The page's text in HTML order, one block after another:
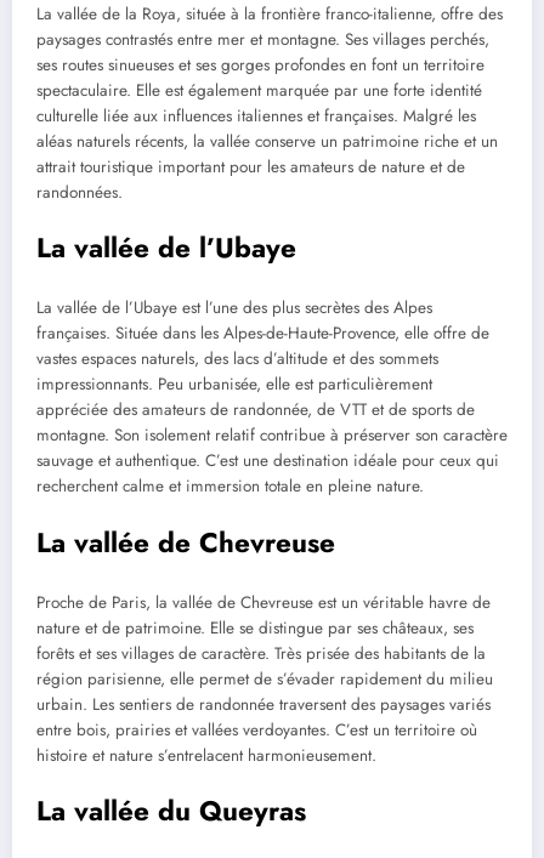
La vallée de la Roya, située à la frontière franco-italienne, offre des
paysages contrastés entre mer et montagne. Ses villages perchés,
ses routes sinueuses et ses gorges profondes en font un territoire
spectaculaire. Elle est également marquée par une forte identité
culturelle liée aux influences italiennes et françaises. Malgré les
aléas naturels récents, la vallée conserve un patrimoine riche et un
attrait touristique important pour les amateurs de nature et de
randonnées.
La vallée de l’Ubaye
La vallée de l’Ubaye est l’une des plus secrètes des Alpes
françaises. Située dans les Alpes-de-Haute-Provence, elle offre de
vastes espaces naturels, des lacs d’altitude et des sommets
impressionnants. Peu urbanisée, elle est particulièrement
appréciée des amateurs de randonnée, de VTT et de sports de
montagne. Son isolement relatif contribue à préserver son caractère
sauvage et authentique. C’est une destination idéale pour ceux qui
recherchent calme et immersion totale en pleine nature.
La vallée de Chevreuse
Proche de Paris, la vallée de Chevreuse est un véritable havre de
nature et de patrimoine. Elle se distingue par ses châteaux, ses
forêts et ses villages de caractère. Très prisée des habitants de la
région parisienne, elle permet de s’évader rapidement du milieu
urbain. Les sentiers de randonnée traversent des paysages variés
entre bois, prairies et vallées verdoyantes. C’est un territoire où
histoire et nature s’entrelacent harmonieusement.
La vallée du Queyras